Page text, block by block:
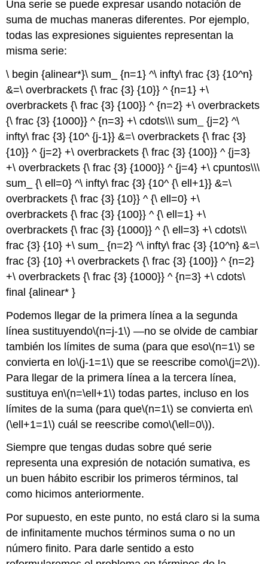
Una serie se puede expresar usando notación de
suma de muchas maneras diferentes. Por ejemplo,
todas las expresiones siguientes representan la
misma serie:
\ begin {alinear*}\ sum_ {n=1} ^\ infty\ frac {3} {10^n}
&=\ overbrackets {\ frac {3} {10}} ^ {n=1} +\
overbrackets {\ frac {3} {100}} ^ {n=2} +\ overbrackets
{\ frac {3} {1000}} ^ {n=3} +\ cdots\\\ sum_ {j=2} ^\
infty\ frac {3} {10^ {j-1}} &=\ overbrackets {\ frac {3}
{10}} ^ {j=2} +\ overbrackets {\ frac {3} {100}} ^ {j=3}
+\ overbrackets {\ frac {3} {1000}} ^ {j=4} +\ cpuntos\\\
sum_ {\ ell=0} ^\ infty\ frac {3} {10^ {\ ell+1}} &=\
overbrackets {\ frac {3} {10}} ^ {\ ell=0} +\
overbrackets {\ frac {3} {100}} ^ {\ ell=1} +\
overbrackets {\ frac {3} {1000}} ^ {\ ell=3} +\ cdots\\
frac {3} {10} +\ sum_ {n=2} ^\ infty\ frac {3} {10^n} &=\
frac {3} {10} +\ overbrackets {\ frac {3} {100}} ^ {n=2}
+\ overbrackets {\ frac {3} {1000}} ^ {n=3} +\ cdots\
final {alinear* }
Podemos llegar de la primera línea a la segunda
línea sustituyendo\(n=j-1\) —no se olvide de cambiar
también los límites de suma (para que eso\(n=1\) se
convierta en lo\(j-1=1\) que se reescribe como\(j=2\)).
Para llegar de la primera línea a la tercera línea,
sustituya en\(n=\ell+1\) todas partes, incluso en los
límites de la suma (para que\(n=1\) se convierta en\
(\ell+1=1\) cuál se reescribe como\(\ell=0\)).
Siempre que tengas dudas sobre qué serie
representa una expresión de notación sumativa, es
un buen hábito escribir los primeros términos, tal
como hicimos anteriormente.
Por supuesto, en este punto, no está claro si la suma
de infinitamente muchos términos suma o no un
número finito. Para darle sentido a esto